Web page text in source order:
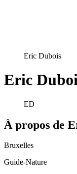
Eric Dubois
Eric
ED
À propos de
Bruxelles
Guide-Nature